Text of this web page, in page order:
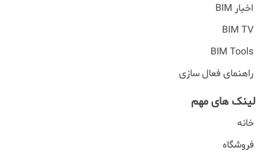
اخبار BIM
BIM TV
BIM Tools
راهنمای فعال سازی
لینک های مهم
خانه
فروشگاه